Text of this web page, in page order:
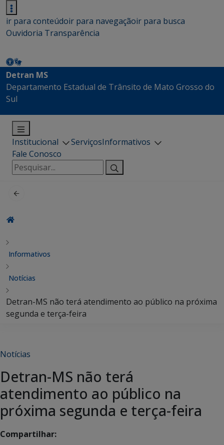
ir para conteúdoir para navegaçãoir para busca
Ouvidoria Transparência
Detran MS
Departamento Estadual de Trânsito de Mato Grosso do
Sul
Institucional ServiçosInformativos
Fale Conosco
Pesquisar
por:
Informativos
Notícias
Detran-MS não terá atendimento ao público na próxima
segunda e terça-feira
Notícias
Detran-MS não terá
atendimento ao público na
próxima segunda e terça-feira
Compartilhar: